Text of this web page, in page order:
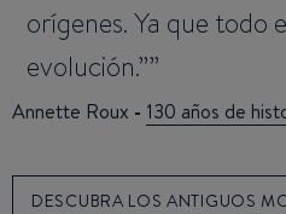
orígenes. Ya que todo
evolución.”
Annette Roux - 130 años de
DESCUBRA LOS ANTIGUOS